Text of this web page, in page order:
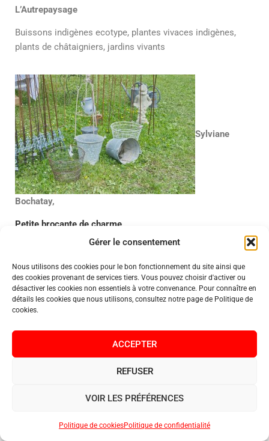
Gérer le consentement
Nous utilisons des cookies pour le bon fonctionnement du site ainsi que
des cookies provenant de services tiers. Vous pouvez choisir d'activer ou
désactiver les cookies non essentiels à votre convenance. Pour connaître en
détails les cookies que nous utilisons, consultez notre page de Politique de
cookies.
ACCEPTER
REFUSER
VOIR LES PRÉFÉRENCES
Politique de cookiesPolitique de confidentialité
L’Autrepaysage
Buissons indigènes ecotype, plantes vivaces indigènes,
plants de châtaigniers, jardins vivants
Sylviane
Bochatay,
Petite brocante de charme
Zoi Huile d’olive grecque